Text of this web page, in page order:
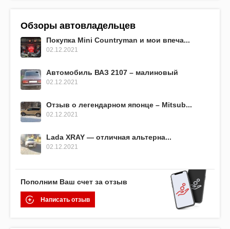
Обзоры автовладельцев
Покупка Mini Countryman и мои впеча...
02.12.2021
Автомобиль ВАЗ 2107 – малиновый
02.12.2021
Отзыв о легендарном японце – Mitsub...
02.12.2021
Lada XRAY — отличная альтерна...
02.12.2021
Пополним Ваш счет за отзыв
Написать отзыв